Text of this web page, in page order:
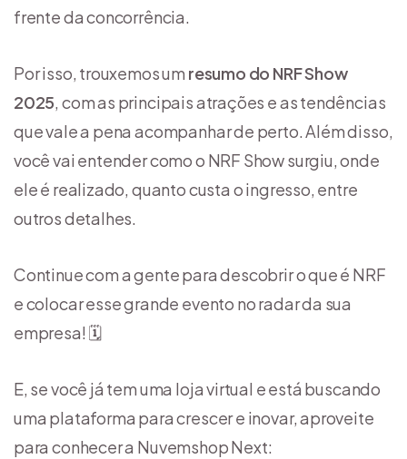
frente da concorrência.
Por isso, trouxemos um resumo do NRF Show
2025, com as principais atrações e as tendências
que vale a pena acompanhar de perto. Além disso,
você vai entender como o NRF Show surgiu, onde
ele é realizado, quanto custa o ingresso, entre
outros detalhes.
Continue com a gente para descobrir o que é NRF
e colocar esse grande evento no radar da sua
empresa! 🗓️
E, se você já tem uma loja virtual e está buscando
uma plataforma para crescer e inovar, aproveite
para conhecer a Nuvemshop Next: